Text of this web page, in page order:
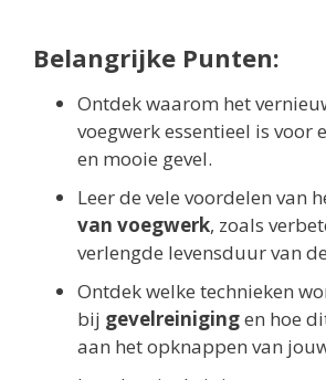
Belangrijke Punten:
Ontdek waarom het
voegwerk essentieel is voor
en mooie gevel.
Leer de vele voordelen van
van voegwerk, zoals
verlengde levensduur van
Ontdek welke technieken
bij gevelreinigingen hoe
aan het opknappen van